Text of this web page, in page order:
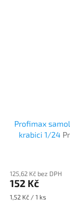
Profimax
krabici 1/24
125,62 Kč bez DPH
152 Kč
Měrná
1,52 Kč / 1 ks